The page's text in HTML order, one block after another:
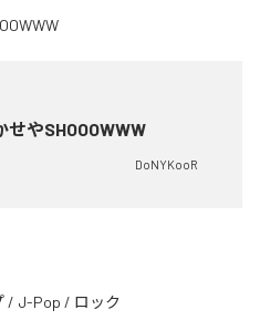
やSHOOOWWW
DoNYKooR
/ J-Pop / ロック